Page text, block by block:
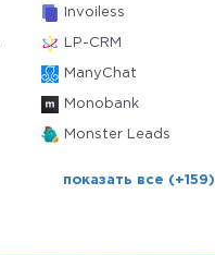
Invoiless
LP-CRM
ManyChat
Monobank
Monster Leads
показать все (+159)